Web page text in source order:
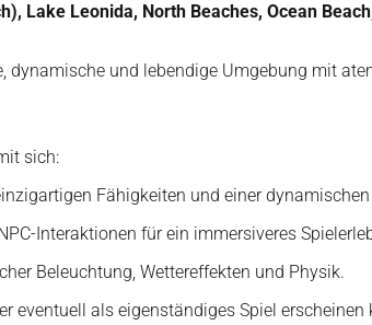
Lake Leonida, North Beaches, Ocean
dynamische und lebendige Umgebung mit
sich:
Fähigkeiten und einer dynamischen
Interaktionen für ein immersiveres
Beleuchtung, Wettereffekten und Physik.
eventuell als eigenständiges Spiel erscheinen